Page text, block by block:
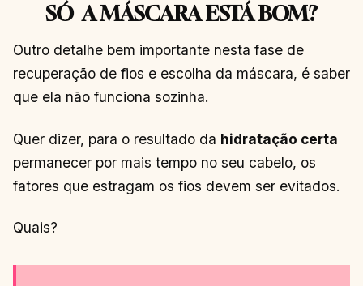
SÓ A MÁSCARA ESTÁ BOM?
Outro detalhe bem importante nesta fase de
recuperação de fios e escolha da máscara, é saber
que ela não funciona sozinha.
Quer dizer, para o resultado da hidratação certa
permanecer por mais tempo no seu cabelo, os
fatores que estragam os fios devem ser evitados.
Quais?